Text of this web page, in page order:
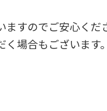
ますのでご安心く
場合もございます。